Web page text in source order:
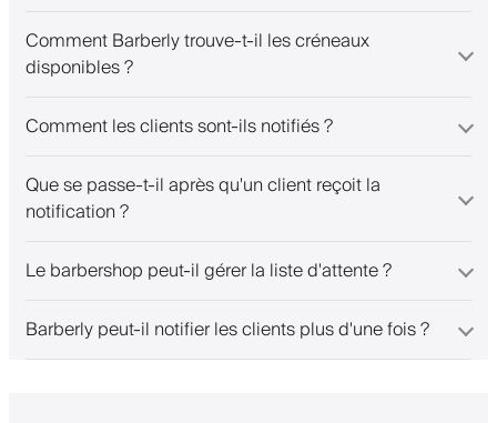
Comment Barberly trouve-t-il les créneaux
disponibles ?
Comment les clients sont-ils notifiés ?
Que se passe-t-il après qu'un client reçoit la
notification ?
Le barbershop peut-il gérer la liste d'attente ?
Barberly peut-il notifier les clients plus d'une fois ?